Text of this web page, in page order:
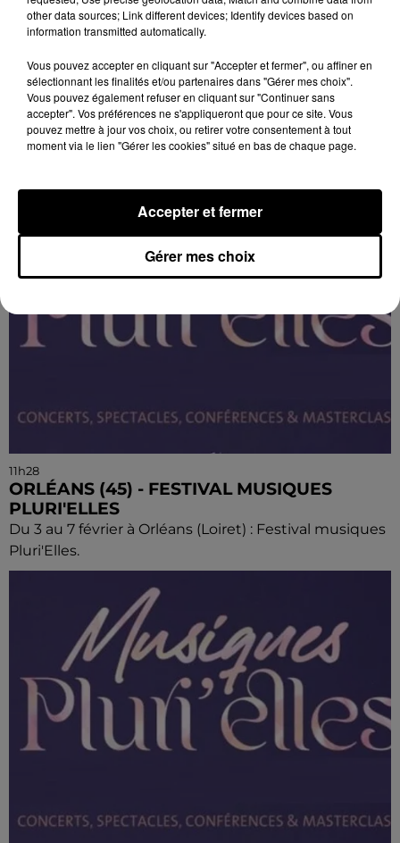
11h28
ORLÉANS (45) - FESTIVAL MUSIQUES
PLURI'ELLES
Du 3 au 7 février à Orléans (Loiret) : Festival musiques
Pluri'Elles.
11h28
ORLÉANS (45) - FESTIVAL MUSIQUES
PLURI'ELLES
Du 3 au 7 février à Orléans (Loiret) : Festival musiques
Pluri'Elles.
other data sources; Link different devices; Identify devices based on
information transmitted automatically.
Vous pouvez accepter en cliquant sur "Accepter et fermer", ou affiner en
sélectionnant les finalités et/ou partenaires dans "Gérer mes choix".
Vous pouvez également refuser en cliquant sur "Continuer sans
accepter". Vos préférences ne s'appliqueront que pour ce site. Vous
pouvez mettre à jour vos choix, ou retirer votre consentement à tout
moment via le lien "Gérer les cookies" situé en bas de chaque page.
Gérer mes choix
Accepter et fermer